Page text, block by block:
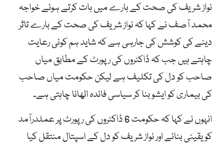
نواز شریف کی صحت کے بارے میں بات کرتے ہوئے خواجہ
محمد آصف نے کہا کہ نواز شریف کی صحت کے بارے تاثر
دینے کی کوشش کی جارہی ہے کہ شاید ہم کوئی رعایت
چاہتے ہیں جب کہ ڈاکٹروں کی رپورٹ کے مطابق میاں
صاحب کو دل کی تکلیف ہے لیکن حکومت میاں صاحب
کی بیماری کو ایشو بنا کر سیاسی فائدہ اٹھانا چاہتی ہے۔
انہوں نے کہا کہ حکومت 6 ڈاکٹروں کی رپورٹ پر عملدرآمد
کو یقینی بنائے اور نواز شریف کو دل کے اسپتال منتقل کیا